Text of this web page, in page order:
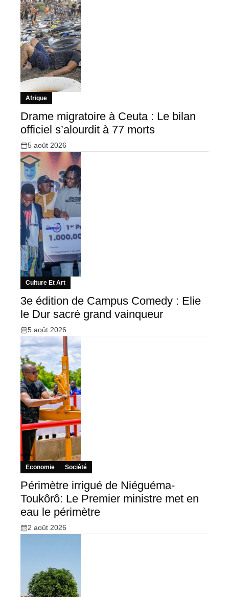
Afrique
Drame migratoire à Ceuta : Le bilan
officiel s’alourdit à 77 morts
5 août 2026
Culture Et Art
3e édition de Campus Comedy : Elie
le Dur sacré grand vainqueur
5 août 2026
Economie Société
Périmètre irrigué de Niéguéma-
Toukôrô: Le Premier ministre met en
eau le périmètre
2 août 2026